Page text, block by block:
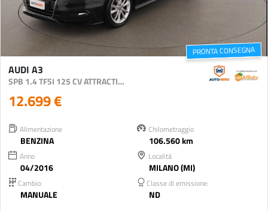
PRONTA CONSEGNA
AUDI A3
SPB 1.4 TFSI 125 CV ATTRACTION
12.699 €
Alimentazione
BENZINA
Chilometraggio
106.560 km
Anno
04/2016
Località
MILANO (MI)
Cambio:
MANUALE
Classe di emissione:
ND